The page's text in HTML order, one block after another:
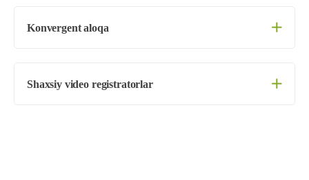
Konvergent aloqa
Shaxsiy video registratorlar